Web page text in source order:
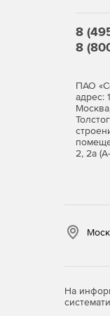
8
8
ПАО
адрес:
2, 2а
На